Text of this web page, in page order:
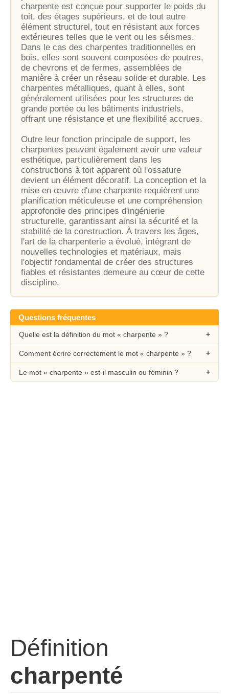
charpente est conçue pour supporter le poids du
toit, des étages supérieurs, et de tout autre
élément structurel, tout en résistant aux forces
extérieures telles que le vent ou les séismes.
Dans le cas des charpentes traditionnelles en
bois, elles sont souvent composées de poutres,
de chevrons et de fermes, assemblées de
manière à créer un réseau solide et durable. Les
charpentes métalliques, quant à elles, sont
généralement utilisées pour les structures de
grande portée ou les bâtiments industriels,
offrant une résistance et une flexibilité accrues.
Outre leur fonction principale de support, les
charpentes peuvent également avoir une valeur
esthétique, particulièrement dans les
constructions à toit apparent où l'ossature
devient un élément décoratif. La conception et la
mise en œuvre d'une charpente requièrent une
planification méticuleuse et une compréhension
approfondie des principes d'ingénierie
structurelle, garantissant ainsi la sécurité et la
stabilité de la construction. À travers les âges,
l'art de la charpenterie a évolué, intégrant de
nouvelles technologies et matériaux, mais
l'objectif fondamental de créer des structures
fiables et résistantes demeure au cœur de cette
discipline.
Questions fréquentes
Quelle est la définition du mot « charpente » ?
Comment écrire correctement le mot « charpente » ?
Le mot « charpente » est-il masculin ou féminin ?
Définition
charpenté